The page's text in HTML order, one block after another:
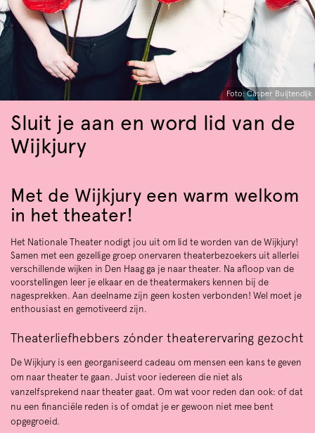
Foto: Casper Buijtendijk
Sluit je aan en word lid van de
Wijkjury
Met de Wijkjury een warm welkom
in het theater!
Het Nationale Theater nodigt jou uit om lid te worden van de Wijkjury!
Samen met een gezellige groep onervaren theaterbezoekers uit allerlei
verschillende wijken in Den Haag ga je naar theater. Na afloop van de
voorstellingen leer je elkaar en de theatermakers kennen bij de
nagesprekken. Aan deelname zijn geen kosten verbonden! Wel moet je
enthousiast en gemotiveerd zijn.
Theaterliefhebbers zónder theaterervaring gezocht
De Wijkjury is een georganiseerd cadeau om mensen een kans te geven
om naar theater te gaan. Juist voor iedereen die niet als
vanzelfsprekend naar theater gaat. Om wat voor reden dan ook: of dat
nu een financiële reden is of omdat je er gewoon niet mee bent
opgegroeid.